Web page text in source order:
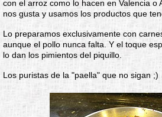
con el arroz como lo hacen en Valencia o
nos gusta y usamos los productos que
Lo preparamos exclusivamente con
aunque el pollo nunca falta. Y el toque
lo dan los pimientos del piquillo.
Los puristas de la "paella" que no sigan ;)